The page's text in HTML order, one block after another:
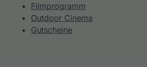
Filmprogramm
Outdoor Cinema
Gutscheine